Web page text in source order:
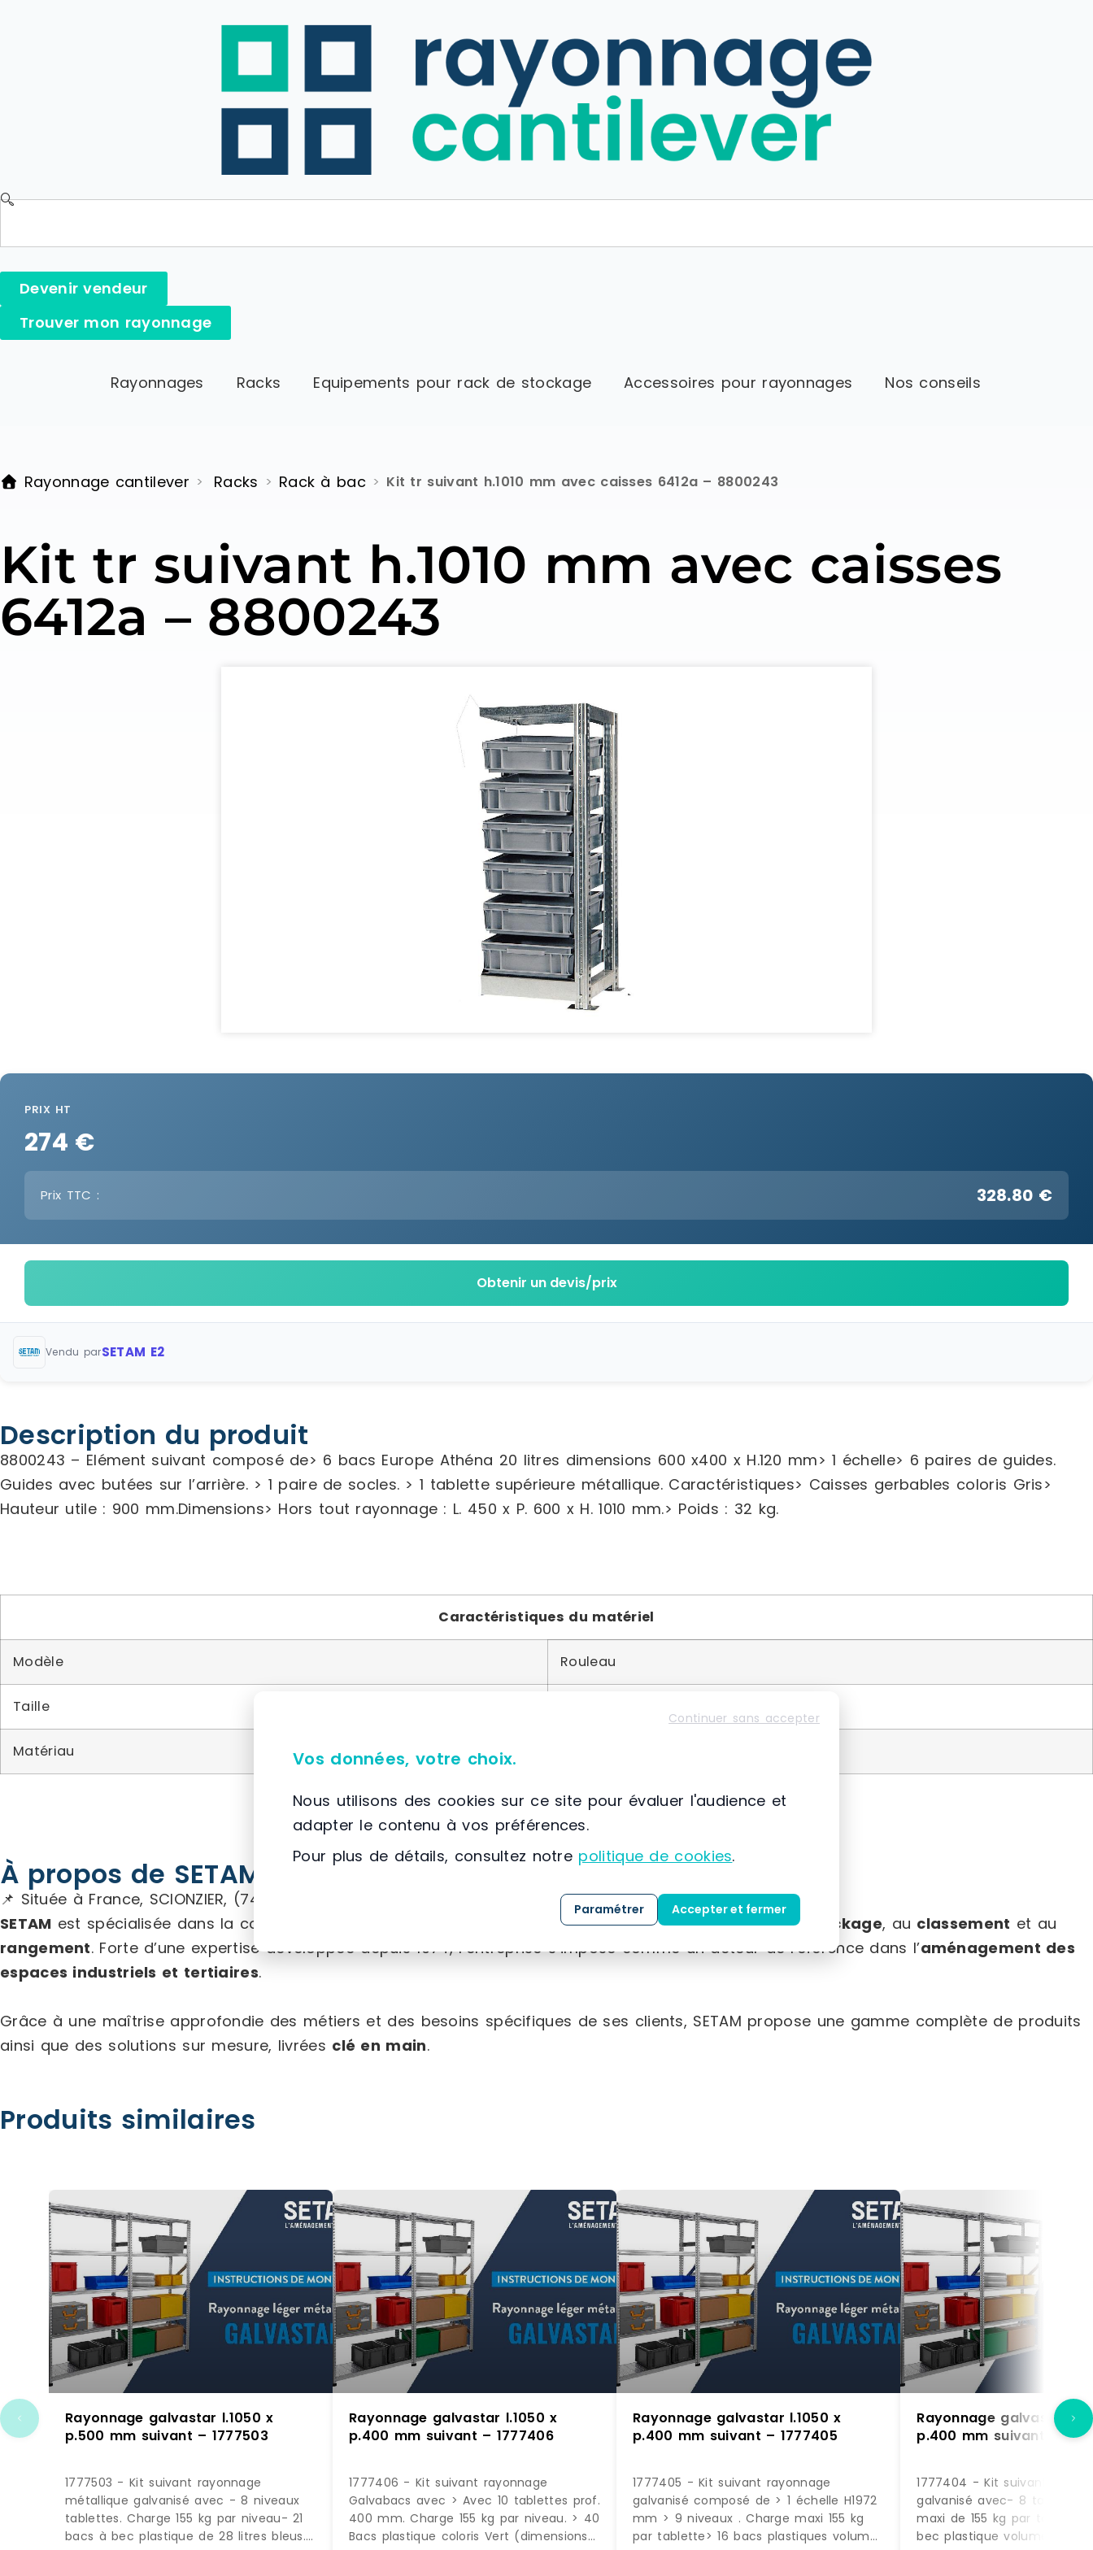
Devenir vendeur
Trouver mon rayonnage
Rayonnages Racks Equipements pour rack de stockage Accessoires pour rayonnages Nos conseils
Rayonnage cantilever > Racks > Rack à bac > Kit tr suivant h.1010 mm avec caisses 6412a – 8800243
Kit tr suivant h.1010 mm avec caisses
6412a – 8800243
PRIX HT
274 €
Prix TTC : 328.80 €
Obtenir un devis/prix
Vendu parSETAM E2
Description du produit
8800243 – Elément suivant composé de> 6 bacs Europe Athéna 20 litres dimensions 600 x400 x H.120 mm> 1 échelle> 6 paires de guides.
Guides avec butées sur l’arrière. > 1 paire de socles. > 1 tablette supérieure métallique. Caractéristiques> Caisses gerbables coloris Gris>
Hauteur utile : 900 mm.Dimensions> Hors tout rayonnage : L. 450 x P. 600 x H. 1010 mm.> Poids : 32 kg.
Caractéristiques du matériel
Modèle Rouleau
Taille
Matériau
À propos de SETAM E2
📌 Située à France, SCIONZIER, (74) Auvergne-Rhône-Alpes
SETAM est spécialisée dans la conception, la commercialisation et l’installation de solutions dédiées au stockage, au classement et au
rangement. Forte d’une expertise développée depuis 1974, l’entreprise s’impose comme un acteur de référence dans l’aménagement des
espaces industriels et tertiaires.
Grâce à une maîtrise approfondie des métiers et des besoins spécifiques de ses clients, SETAM propose une gamme complète de produits
ainsi que des solutions sur mesure, livrées clé en main.
Produits similaires
Rayonnage galvastar l.1050 x
p.500 mm suivant – 1777503
1777503 - Kit suivant rayonnage
métallique galvanisé avec - 8 niveaux
tablettes. Charge 155 kg par niveau- 21
bacs à bec plastique de 28 litres bleus.
Rayonnage galvastar l.1050 x
p.400 mm suivant – 1777406
1777406 - Kit suivant rayonnage
Galvabacs avec > Avec 10 tablettes prof.
400 mm. Charge 155 kg par niveau. > 40
Bacs plastique coloris Vert (dimensions
Rayonnage galvastar l.1050 x
p.400 mm suivant – 1777405
1777405 - Kit suivant rayonnage
galvanisé composé de > 1 échelle H1972
mm > 9 niveaux . Charge maxi 155 kg
par tablette> 16 bacs plastiques volume
Rayonnage galvastar
p.400 mm suivant –
1777404 - Kit suivant
galvanisé avec- 8 tablettes.
maxi de 155 kg par
bec plastique volume 12,5
Continuer sans accepter
Vos données, votre choix.
Nous utilisons des cookies sur ce site pour évaluer l'audience et
adapter le contenu à vos préférences.
Pour plus de détails, consultez notre politique de cookies.
Paramétrer Accepter et fermer